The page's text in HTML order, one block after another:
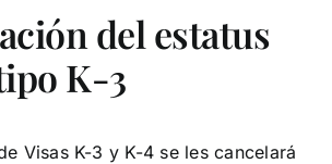
del estatus
K-3
Visas K-3 y K-4 se les cancelará